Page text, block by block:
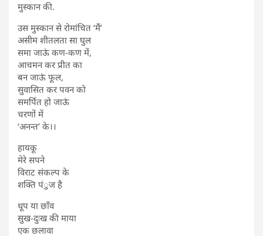
मुस्कान की.
उस मुस्कान से रोमांचित ‘मैं’
असीम शीतलता सा घुल
समा जाऊं कण-कण में,
आचमन कर प्रीत का
बन जाऊं फूल,
सुवासित कर पवन को
समर्पित हो जाऊं
चरणों में
‘अनन्त’ के।।
हायकू
मेरे सपने
विराट संकल्प के
शक्ति पंुज है
धूप या छाँव
सुख-दुःख की माया
एक छलावा